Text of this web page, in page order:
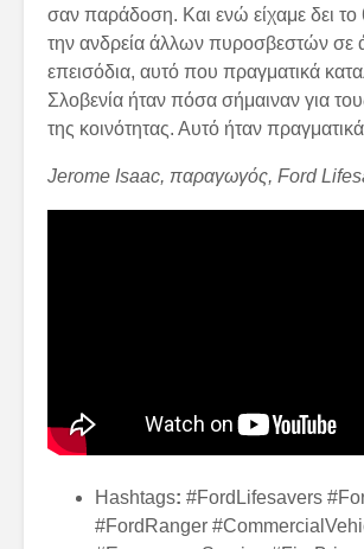
σαν παράδοση. Και ενώ είχαμε δει το
την ανδρεία άλλων πυροσβεστών σε
επεισόδια, αυτό που πραγματικά
Σλοβενία ήταν πόσα σήμαιναν για
της κοινότητας. Αυτό ήταν
Jerome Isaac, παραγωγός, Ford
Hashtags: #FordLifesavers
#FordRanger